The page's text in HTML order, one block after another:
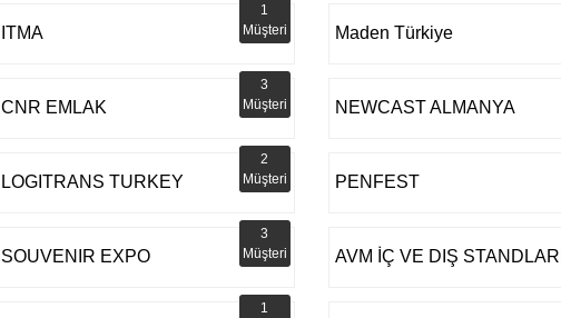
ITMA
1
Müşteri
Maden Türkiye
CNR EMLAK
3
Müşteri
NEWCAST ALMANYA
LOGITRANS TURKEY
2
Müşteri
PENFEST
SOUVENIR EXPO
3
Müşteri
AVM İÇ VE DIŞ STANDLARI
1